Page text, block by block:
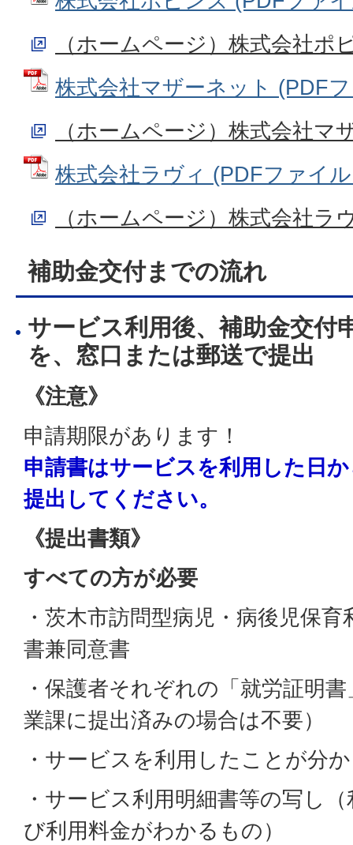
（ホームページ）株式会社ポ
株式会社マザーネット (PDF
（ホームページ）株式会社マ
株式会社ラヴィ (PDFファイ
（ホームページ）株式会社ラ
補助金交付までの流れ
サービス利用後、補助金交付
を、窓口または郵送で提出
《注意》
申請期限があります！
申請書はサービスを利用した日
提出してください。
《提出書類》
すべての方が必要
・茨木市訪問型病児・病後児保
書兼同意書
・保護者それぞれの「就労証明
業課に提出済みの場合は不要）
・サービスを利用したことが分
・サービス利用明細書等の写し
び利用料金がわかるもの）